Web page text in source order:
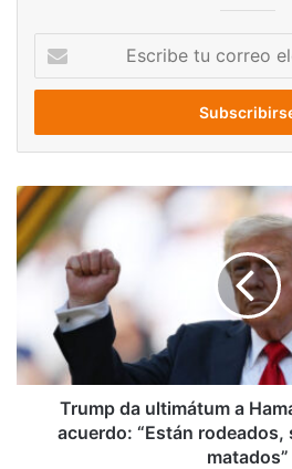
correo
Trump
da
ultimátum
a
aceptar
el
acuerdo:
rodeados,
Trump da ultimátum a
acuerdo: “Están
matados”